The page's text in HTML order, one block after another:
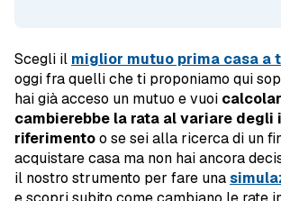
Scegli il miglior mutuo prima casa a
oggi fra quelli che ti proponiamo qui
hai già acceso un mutuo e vuoi
cambierebbe la rata al variare degli
riferimentoo se sei alla ricerca di un
acquistare casa ma non hai ancora
il nostro strumento per fare una